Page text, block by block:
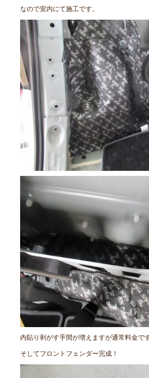
なので室内にて施工です。
内貼り剥がす手間が増えますが通常料金で
そしてフロントフェンダー完成！